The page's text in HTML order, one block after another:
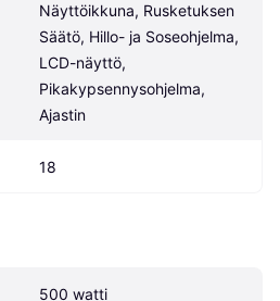
Näyttöikkuna, Rusketuksen
Säätö, Hillo- ja Soseohjelma,
LCD-näyttö,
Pikakypsennysohjelma,
Ajastin
18
500 watti